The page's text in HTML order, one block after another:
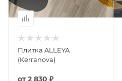
Плитка ALLEYA
(Kerranova)
от2 830 ₽